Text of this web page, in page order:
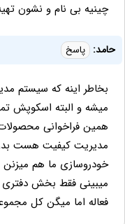
چینیه بی نام و نشون
حامد: پاسخ
بخاطر اینه که سیستم
میشه و البته اسکوپش
همین فراخوانی
مدیریت کیفیت هست
میبینی فقط بخش
فعاله اما میگن کل مجموعه ایزو